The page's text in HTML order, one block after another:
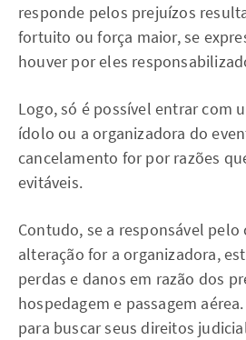
responde pelos prejuízos
fortuito ou força maior, se
houver por eles
Logo, só é possível entrar com
ídolo ou a organizadora do
cancelamento for por razões
evitáveis.
Contudo, se a responsável
alteração for a organizadora,
perdas e danos em razão dos
hospedagem e passagem
para buscar seus direitos